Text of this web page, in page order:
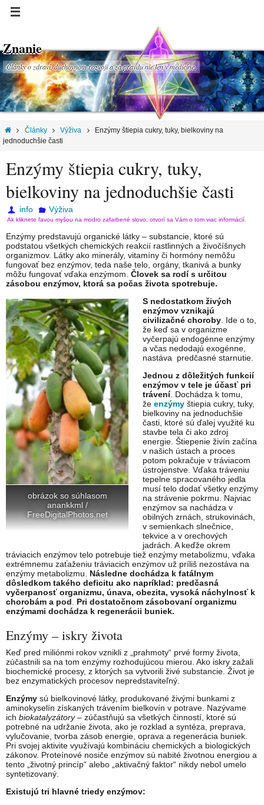
Znanie
Články o zdraví, duchovnom rozvoji a za pravdu nie len v medicíne.
Články Výživa
Enzýmy štiepia cukry, tuky, bielkoviny na
jednoduchšie časti
Enzýmy štiepia cukry, tuky,
bielkoviny na jednoduchšie časti
info Výživa
Ak kliknete ľavou myšou na modro zafarbené slovo, otvorí sa Vám o tom viac informácií.
Enzýmy predstavujú organické látky – substancie, ktoré sú
podstatou všetkých chemických reakcií rastlinných a živočíšnych
organizmov. Látky ako minerály, vitamíny či hormóny nemôžu
fungovať bez enzýmov, teda naše telo, orgány, tkanivá a bunky
môžu fungovať vďaka enzýmom. Človek sa rodí s určitou
zásobou enzýmov, ktorá sa počas života spotrebuje.
obrázok so súhlasom
anankkml /
FreeDigitalPhotos.net
S nedostatkom živých
enzýmov vznikajú
civilizačné choroby . Ide o to,
že keď sa v organizme
vyčerpajú endogénne enzýmy
a včas nedodajú exogénne,
nastáva predčasné starnutie.
Jednou z dôležitých funkcií
enzýmov v tele je účasť pri
trávení. Dochádza k tomu,
že enzýmy štiepia cukry, tuky,
bielkoviny na jednoduchšie
časti, ktoré sú ďalej využité ku
stavbe tela či ako zdroj
energie. Štiepenie živín začína
v našich ústach a proces
potom pokračuje v tráviacom
ústrojenstve. Vďaka tráveniu
tepelne spracovaného jedla
musí telo dodať všetky enzýmy
na strávenie pokrmu. Najviac
enzýmov sa nachádza v
obilných zrnách, strukovinách,
v semienkach slnečnice,
tekvice a v orechových
jadrách. A keďže okrem
tráviacich enzýmov telo potrebuje tiež enzýmy metabolizmu, vďaka
extrémnemu zaťaženiu tráviacich enzýmov už príliš nezostáva na
enzýmy metabolizmu.
Následne dochádza k fatálnym
dôsledkom takého deficitu ako napríklad: predčasná
vyčerpanosť organizmu, únava, obezita, vysoká náchylnosť k
chorobám a pod
Pri dostatočnom zásobovaní organizmu
enzýmami dochádza k regenerácii buniek.
Enzýmy – iskry života
Keď pred miliónmi rokov vznikli z „prahmoty“ prvé formy života,
zúčastnili sa na tom enzýmy rozhodujúcou mierou. Ako iskry zažali
biochemické procesy, z ktorých sa vytvorili živé substancie. Život je
bez enzymatických procesov nepredstaviteľný.
Enzýmy sú bielkovinové látky, produkované živými bunkami z
aminokyselín získaných trávením bielkovín v potrave. Nazývame
ich biokatalyzátory – zúčastňujú sa všetkých činností, ktoré sú
potrebné na udržanie života, ako je rozklad a syntéza, preprava,
vylučovanie, tvorba zásob energie, oprava a regenerácia buniek.
Pri svojej aktivite využívajú kombináciu chemických a biologických
zákonov. Proteínové nosiče enzýmov sú nabité životnou energiou a
tento „životný princíp“ alebo „aktivačný faktor“ nikdy nebol umelo
syntetizovaný.
Existujú tri hlavné triedy enzýmov: